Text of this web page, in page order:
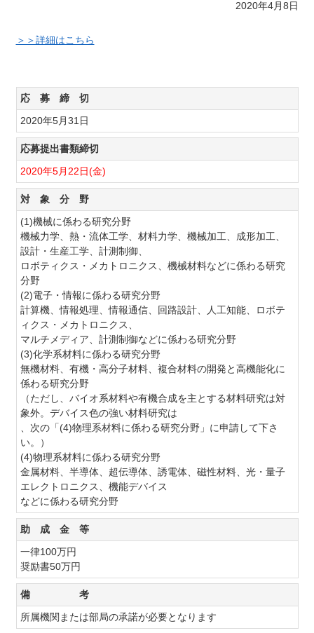
2020年4月8日
＞＞詳細はこちら
応 募 締 切
2020年5月31日
応募提出書類締切
2020年5月22日(金)
対 象 分 野
(1)機械に係わる研究分野
機械力学、熱・流体工学、材料力学、機械加工、成形加工、
設計・生産工学、計測制御、
ロボティクス・メカトロニクス、機械材料などに係わる研究
分野
(2)電子・情報に係わる研究分野
計算機、情報処理、情報通信、回路設計、人工知能、ロボテ
ィクス・メカトロニクス、
マルチメディア、計測制御などに係わる研究分野
(3)化学系材料に係わる研究分野
無機材料、有機・高分子材料、複合材料の開発と高機能化に
係わる研究分野
（ただし、バイオ系材料や有機合成を主とする材料研究は対
象外。デバイス色の強い材料研究は
、次の「(4)物理系材料に係わる研究分野」に申請して下さ
い。）
(4)物理系材料に係わる研究分野
金属材料、半導体、超伝導体、誘電体、磁性材料、光・量子
エレクトロニクス、機能デバイス
などに係わる研究分野
助 成 金 等
一律100万円
奨励書50万円
備 考
所属機関または部局の承諾が必要となります